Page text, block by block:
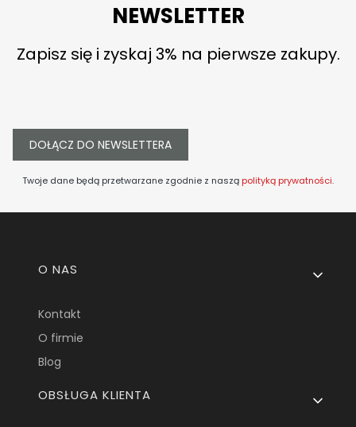
NEWSLETTER
Zapisz się i zyskaj 3% na pierwsze zakupy.
DOŁĄCZ DO NEWSLETTERA
Twoje dane będą przetwarzane zgodnie z naszą polityką prywatności.
Linki w stopce
O NAS
Kontakt
O firmie
Blog
OBSŁUGA KLIENTA